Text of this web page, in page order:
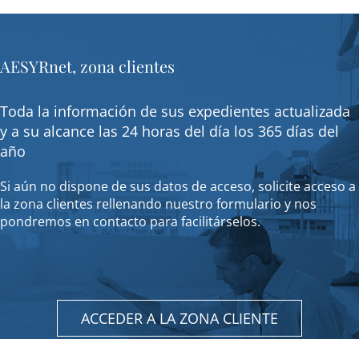
AESYRnet, zona clientes
Toda la información de sus expedientes actualizada
y a su alcance las 24 horas del día los 365 días del
año
Si aún no dispone de sus datos de acceso, solicite acceso a
la zona clientes rellenando nuestro formulario y nos
pondremos en contacto para facilitárselos.
ACCEDER A LA ZONA CLIENTE